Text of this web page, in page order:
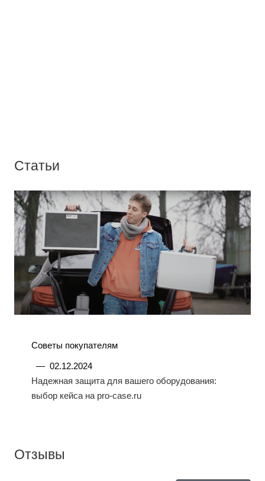
Статьи
Советы покупателям
— 02.12.2024
Надежная защита для вашего оборудования:
выбор кейса на pro-case.ru
Отзывы